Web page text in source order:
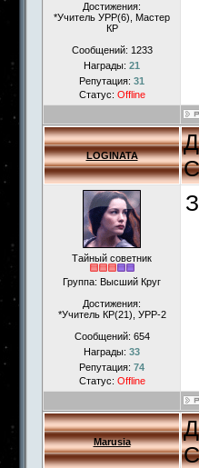
Достижения:
*Учитель УРР(6), Мастер
КР
Сообщений: 1233
Награды: 21
Репутация: 31
Статус: Offline
LOGINATA
Тайный советник
Группа: Высший Круг
Достижения:
*Учитель КР(21), УРР-2
Сообщений: 654
Награды: 33
Репутация: 74
Статус: Offline
Marusia